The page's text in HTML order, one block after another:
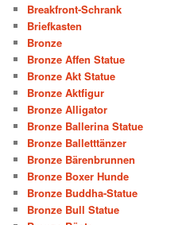
Breakfront-Schrank
Briefkasten
Bronze
Bronze Affen Statue
Bronze Akt Statue
Bronze Aktfigur
Bronze Alligator
Bronze Ballerina Statue
Bronze Balletttänzer
Bronze Bärenbrunnen
Bronze Boxer Hunde
Bronze Buddha-Statue
Bronze Bull Statue